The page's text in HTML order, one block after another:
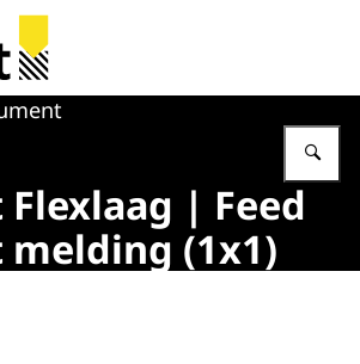
van NL Alert
| Feed
melding (1x1)